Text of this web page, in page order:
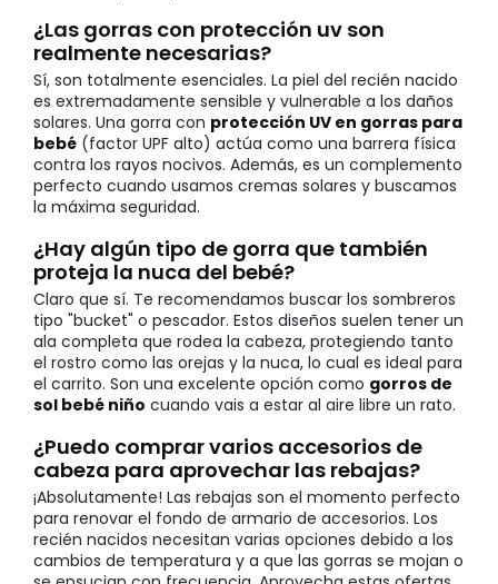
¿Las gorras con protección uv son
realmente necesarias?
Sí, son totalmente esenciales. La piel del recién nacido
es extremadamente sensible y vulnerable a los daños
solares. Una gorra con protección UV en gorras para
bebé (factor UPF alto) actúa como una barrera física
contra los rayos nocivos. Además, es un complemento
perfecto cuando usamos cremas solares y buscamos
la máxima seguridad.
¿Hay algún tipo de gorra que también
proteja la nuca del bebé?
Claro que sí. Te recomendamos buscar los sombreros
tipo "bucket" o pescador. Estos diseños suelen tener un
ala completa que rodea la cabeza, protegiendo tanto
el rostro como las orejas y la nuca, lo cual es ideal para
el carrito. Son una excelente opción como gorros de
sol bebé niño cuando vais a estar al aire libre un rato.
¿Puedo comprar varios accesorios de
cabeza para aprovechar las rebajas?
¡Absolutamente! Las rebajas son el momento perfecto
para renovar el fondo de armario de accesorios. Los
recién nacidos necesitan varias opciones debido a los
cambios de temperatura y a que las gorras se mojan o